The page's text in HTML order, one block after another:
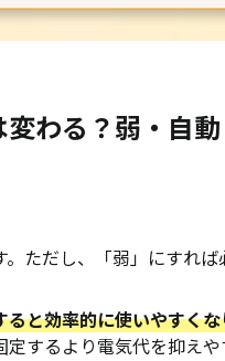
わる？弱・自
ただし、「弱」にすれば
と効率的に使いやすくな
するより電気代を抑えや